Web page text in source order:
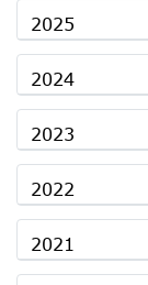
2025
2024
2023
2022
2021